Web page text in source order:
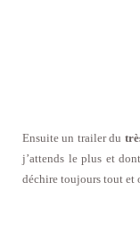
Ensuite un trailer du
j’attends le plus et dont
déchire toujours tout et